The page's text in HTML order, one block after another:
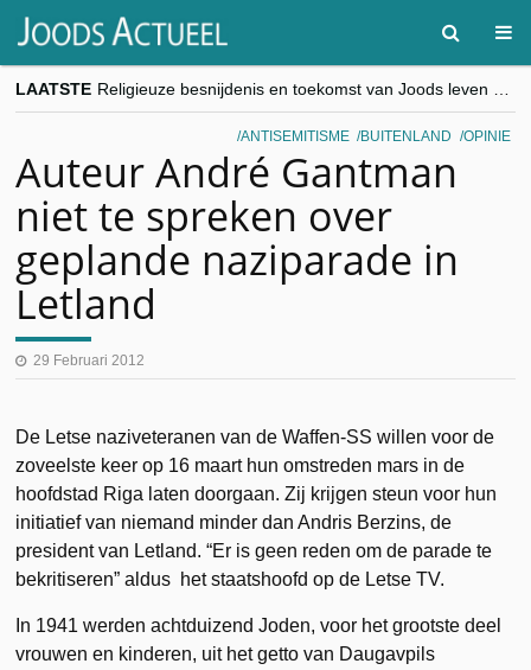
LAATSTE
“Besnijdenisdebat toont hoe moeilijk seculiere Westen minderheden begrijpt”, Jinnih Beels (Vooruit)
CITYTRIP | ROEMENIË – Boekarest: de verrassing van Oost-Europa
ANTISEMITISME BUITENLAND OPINIE
Auteur André Gantman
niet te spreken over
geplande naziparade in
Letland
29 Februari 2012
De Letse naziveteranen van de Waffen-SS willen voor de
zoveelste keer op 16 maart hun omstreden mars in de
hoofdstad Riga laten doorgaan. Zij krijgen steun voor hun
initiatief van niemand minder dan Andris Berzins, de
president van Letland. “Er is geen reden om de parade te
bekritiseren” aldus het staatshoofd op de Letse TV.
In 1941 werden achtduizend Joden, voor het grootste deel
vrouwen en kinderen, uit het getto van Daugavpils